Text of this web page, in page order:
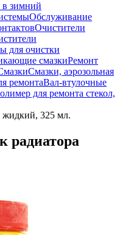
в зимний
Обслуживание
Очистители
для очистки
смазкиРемонт
Смазки, аэрозольная
ремонтаВал-втулочные
для ремонта стекол,
жидкий, 325 мл.
радиатора